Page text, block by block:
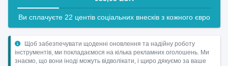
Ви сплачуєте 22 центів соціальних внесків з кожного євро
Щоб забезпечувати щоденні оновлення та надійну роботу
інструментів, ми покладаємося на кілька рекламних оголошень. Ми
знаємо, що вони іноді можуть відволікати, і щиро дякуємо за ваше